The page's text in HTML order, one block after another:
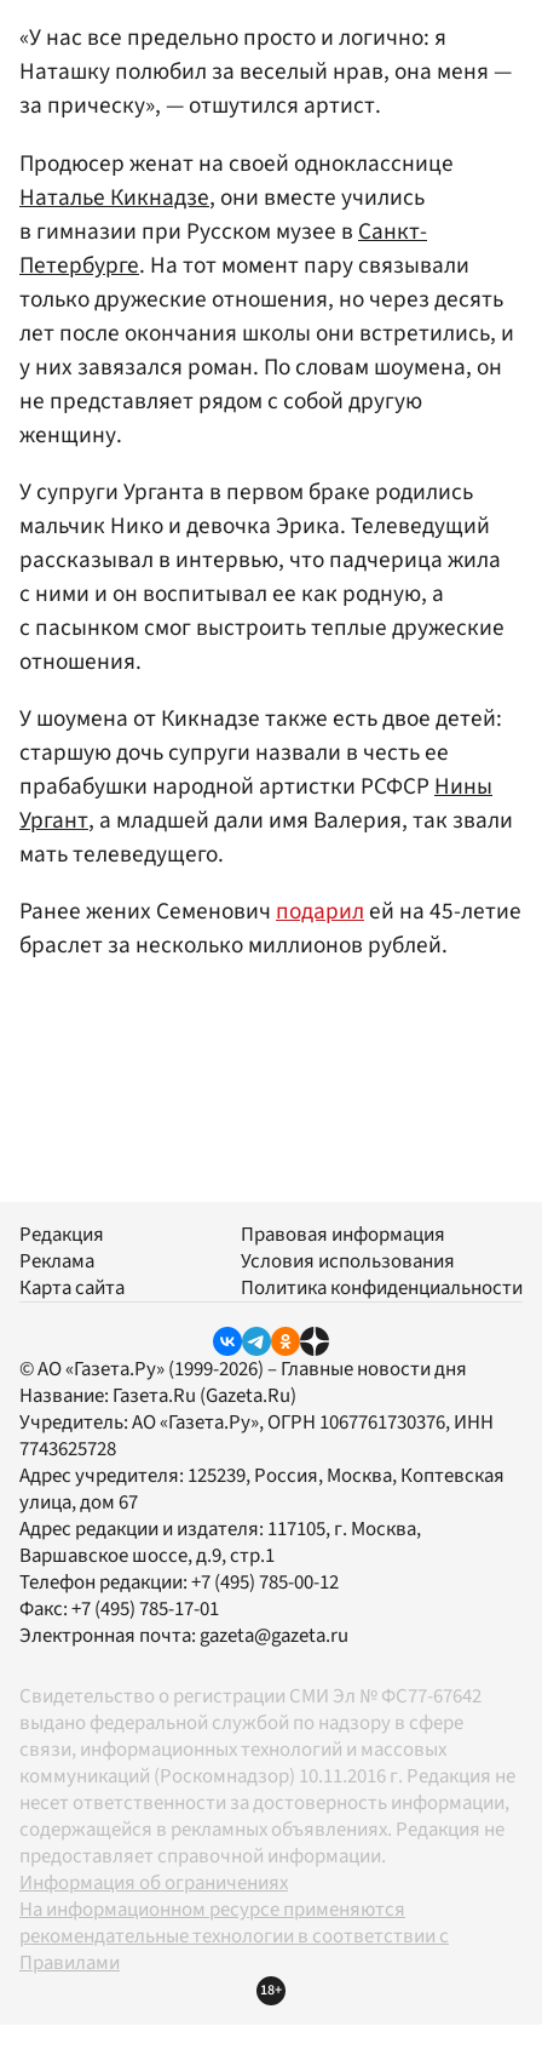
«У нас все предельно просто и логично: я
Наташку полюбил за веселый нрав, она меня —
за прическу», — отшутился артист.
Продюсер женат на своей однокласснице
Наталье Кикнадзе, они вместе учились
в гимназии при Русском музее в Санкт-
Петербурге. На тот момент пару связывали
только дружеские отношения, но через десять
лет после окончания школы они встретились, и
у них завязался роман. По словам шоумена, он
не представляет рядом с собой другую
женщину.
У супруги Урганта в первом браке родились
мальчик Нико и девочка Эрика. Телеведущий
рассказывал в интервью, что падчерица жила
с ними и он воспитывал ее как родную, а
с пасынком смог выстроить теплые дружеские
отношения.
У шоумена от Кикнадзе также есть двое детей:
старшую дочь супруги назвали в честь ее
прабабушки народной артистки РСФСРНины
Ургант, а младшей дали имя Валерия, так звали
мать телеведущего.
Ранее жених Семеновичподарилей на 45-летие
браслет за несколько миллионов рублей.
Редакция
Реклама
Карта сайта
Правовая информация
Условия использования
Политика конфиденциальности
© АО «Газета.Ру» (1999-2026) – Главные новости дня
Название: Газета.Ru (Gazeta.Ru)
Учредитель:АО «Газета.Ру», ОГРН 1067761730376, ИНН
7743625728
Адрес учредителя: 125239, Россия, Москва, Коптевская
улица, дом 67
Адрес редакции и издателя: 117105, г. Москва,
Варшавское шоссе, д.9, стр.1
Телефон редакции:+7 (495) 785-00-12
Факс:+7 (495) 785-17-01
Электронная почта: gazeta@gazeta.ru
Свидетельство о регистрации СМИ Эл № ФС77-67642
выдано федеральной службой по надзору в сфере
связи, информационных технологий и массовых
коммуникаций (Роскомнадзор) 10.11.2016 г. Редакция не
несет ответственности за достоверность информации,
содержащейся в рекламных объявлениях. Редакция не
предоставляет справочной информации.
Информация об ограничениях
На информационном ресурсе применяются
рекомендательные технологии в соответствии с
Правилами
18+